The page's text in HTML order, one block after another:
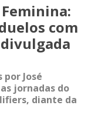
com
por José
jornadas do
diante da